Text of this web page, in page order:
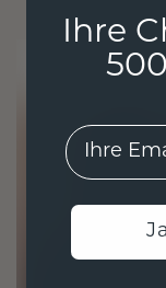
Ihre
EMail